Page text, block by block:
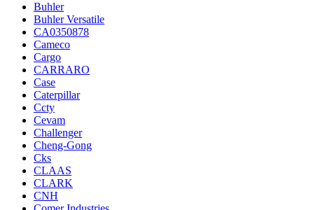
Buhler
Buhler Versatile
CA0350878
Cameco
Cargo
CARRARO
Case
Caterpillar
Ccty
Cevam
Challenger
Cheng-Gong
Cks
CLAAS
CLARK
CNH